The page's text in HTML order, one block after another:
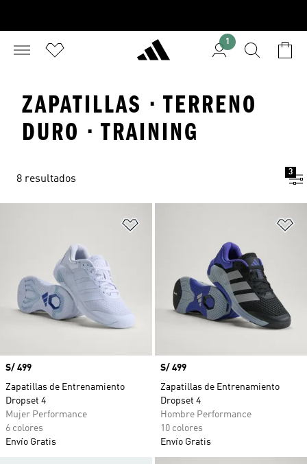
1
ZAPATILLAS · TERRENO
DURO · TRAINING
8 resultados
3
Precio
S/ 499
Zapatillas de Entrenamiento
Dropset 4
Mujer Performance
6 colores
Envío Gratis
Precio
S/ 499
Zapatillas de Entrenamiento
Dropset 4
Hombre Performance
10 colores
Envío Gratis